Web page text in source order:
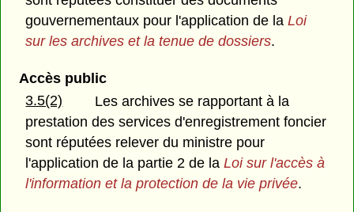
gouvernementaux pour l'application de laLoi
sur les archives et la tenue de dossiers.
Accès public
3.5(2)
Les archives se rapportant à la
prestation des services d'enregistrement foncier
sont réputées relever du ministre pour
l'application de la partie 2 de laLoi sur l'accès à
l'information et la protection de la vie privée.